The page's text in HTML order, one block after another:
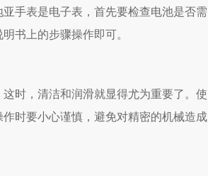
手表是电子表，首先要检查电池是否需
书上的步骤操作即可。
时，清洁和润滑就显得尤为重要了。使
时要小心谨慎，避免对精密的机械造成